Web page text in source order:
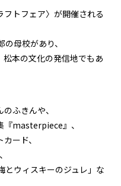
フトフェア〉が開催される
母校があり、
本の文化の発信地でもあ
ふきんや、
『masterpiece』、
ード、
ウィスキーのジュレ」な